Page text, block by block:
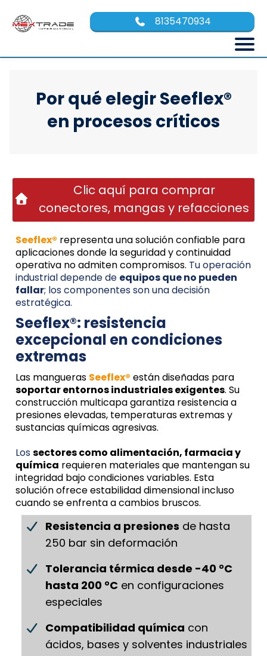
8135470934
Por qué elegir Seeflex®
en procesos críticos
Clic aquí para comprar
conectores, mangas y refacciones
Seeflex® representa una solución confiable para
aplicaciones donde la seguridad y continuidad
operativa no admiten compromisos. Tu operación
industrial depende de equipos que no pueden
fallar; los componentes son una decisión
estratégica.
Seeflex®: resistencia
excepcional en condiciones
extremas
Las mangueras Seeflex® están diseñadas para
soportar entornos industriales exigentes. Su
construcción multicapa garantiza resistencia a
presiones elevadas, temperaturas extremas y
sustancias químicas agresivas.
Lossectores como alimentación, farmacia y
química requieren materiales que mantengan su
integridad bajo condiciones variables. Esta
solución ofrece estabilidad dimensional incluso
cuando se enfrenta a cambios bruscos.
Resistencia a presiones de hasta
250 bar sin deformación
Tolerancia térmica desde -40 °C
hasta 200 °C en configuraciones
especiales
Compatibilidad química con
ácidos, bases y solventes industriales